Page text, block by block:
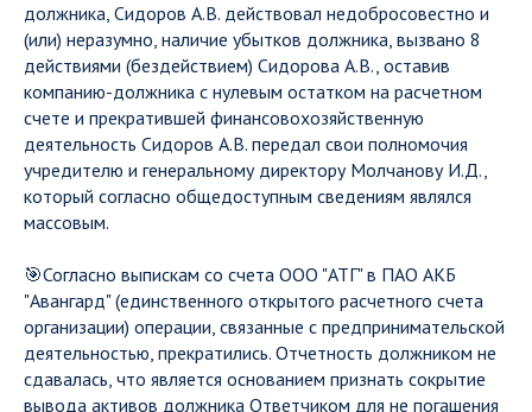
должника, Сидоров А.В. действовал недобросовестно и
(или) неразумно, наличие убытков должника, вызвано 8
действиями (бездействием) Сидорова А.В., оставив
компанию-должника с нулевым остатком на расчетном
счете и прекратившей финансовохозяйственную
деятельность Сидоров А.В. передал свои полномочия
учредителю и генеральному директору Молчанову И.Д.,
который согласно общедоступным сведениям являлся
массовым.
🎯Согласно выпискам со счета ООО "АТГ" в ПАО АКБ
"Авангард" (единственного открытого расчетного счета
организации) операции, связанные с предпринимательской
деятельностью, прекратились. Отчетность должником не
сдавалась, что является основанием признать сокрытие
вывода активов должника Ответчиком для не погашения